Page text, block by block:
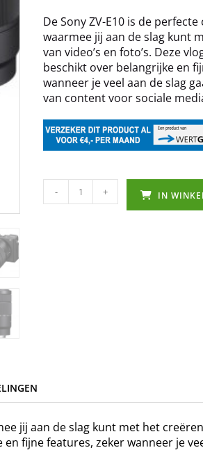
De Sony ZV-E10 is de
waarmee jij aan de slag kunt
van video’s en foto’s. Deze
beschikt over belangrijke en
wanneer je veel aan de slag
van content voor sociale
- + IN
jij aan de slag kunt met het
fijne features, zeker wanneer je